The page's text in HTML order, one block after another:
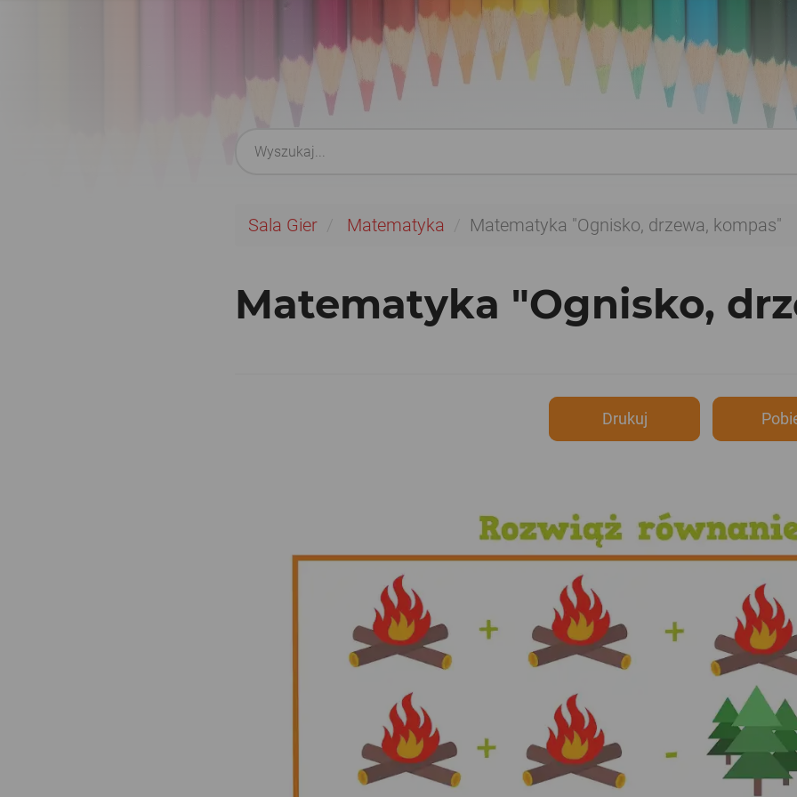
Sala Gier Matematyka Matematyka "Ognisko, drzewa, kompas"
Matematyka "Ognisko,
Drukuj